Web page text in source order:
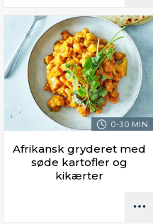
0-30 MIN.
Afrikansk gryderet med
søde kartofler og
kikærter